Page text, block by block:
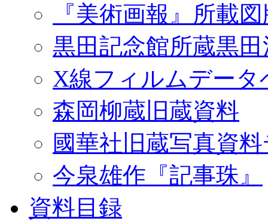
『美術画報』所載
黒田記念館所蔵黒
X線フィルムデータ
森岡柳蔵旧蔵資料
國華社旧蔵写真資
今泉雄作『記事珠』
資料目録